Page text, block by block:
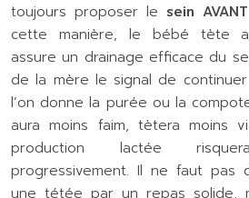
toujours proposer le sein
cette manière, le bébé tète
assure un drainage efficace du
de la mère le signal de
l’on donne la purée ou la
aura moins faim, tètera moins
production lactée
progressivement. Il ne faut pas
une tétée par un repas solide,